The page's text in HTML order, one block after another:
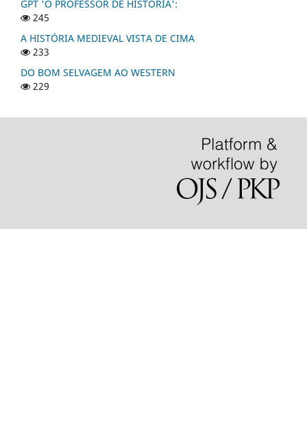
GPT 'O PROFESSOR DE HISTÓRIA':
245
A HISTÓRIA MEDIEVAL VISTA DE CIMA
233
DO BOM SELVAGEM AO WESTERN
229